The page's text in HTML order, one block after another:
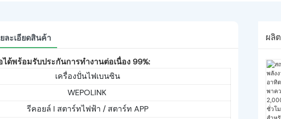
ละเอียดสินค้า
ด้พร้อมรับประกันการทำงานต่อเนื่อง 99%:
เครื่องปั่นไฟเบนซิน
WEPOLINK
รีคอยล์ I สตาร์ทไฟฟ้า / สตาร์ท APP
ผลิ